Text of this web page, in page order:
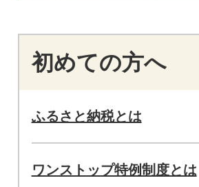
初めての方へ
ふるさと納税とは
ワンストップ特例制度とは